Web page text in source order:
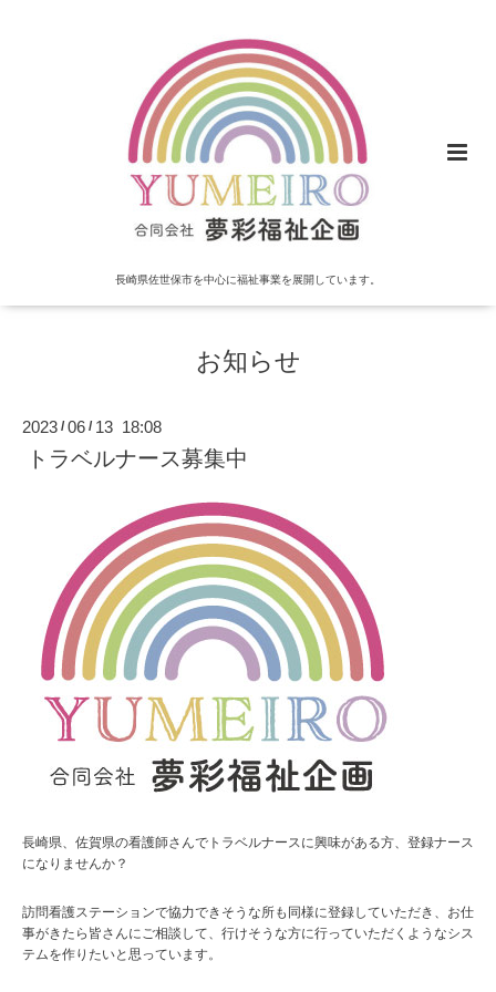
長崎県佐世保市を中心に福祉事業を展開しています。
お知らせ
2023 /06 / 13 18:08
トラベルナース募集中
長崎県、佐賀県の看護師さんでトラベルナースに興味がある方、登録ナース
になりませんか？
訪問看護ステーションで協力できそうな所も同様に登録していただき、お仕
事がきたら皆さんにご相談して、行けそうな方に行っていただくようなシス
テムを作りたいと思っています。